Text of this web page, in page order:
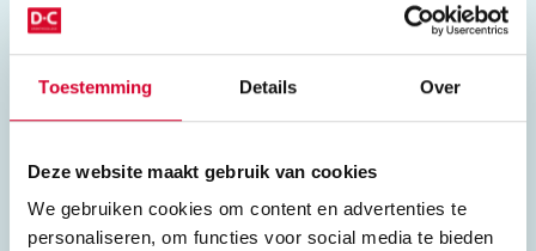
Toestemming Details Over
Deze website maakt gebruik van cookies
We gebruiken cookies om content en advertenties te
personaliseren, om functies voor social media te bieden
Natuurkunde
Materialenkennis
Nederlands, Engels
Loopbaanoriëntatie en -
begeleiding (LOB)
Burgerschap